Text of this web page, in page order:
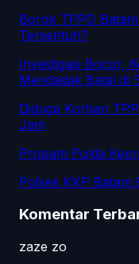
Borok TPPO
Tersentuh?
Investigasi Bocor,
Mendadak Batal di
Diduga Korban
Jam
Propam Polda
Polsek KKP Batam
Komentar
zaze zo